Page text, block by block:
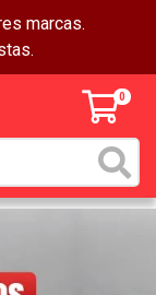
marcas.
0